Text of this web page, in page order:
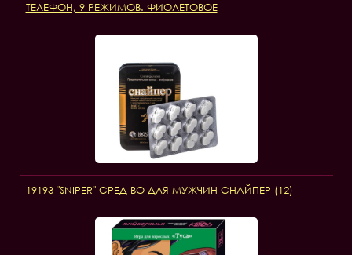
ТЕЛЕФОН, 9 РЕЖИМОВ. ФИОЛЕТОВОЕ
19193 "SNIPER" СРЕД-ВО ДЛЯ МУЖЧИН СНАЙПЕР (12)